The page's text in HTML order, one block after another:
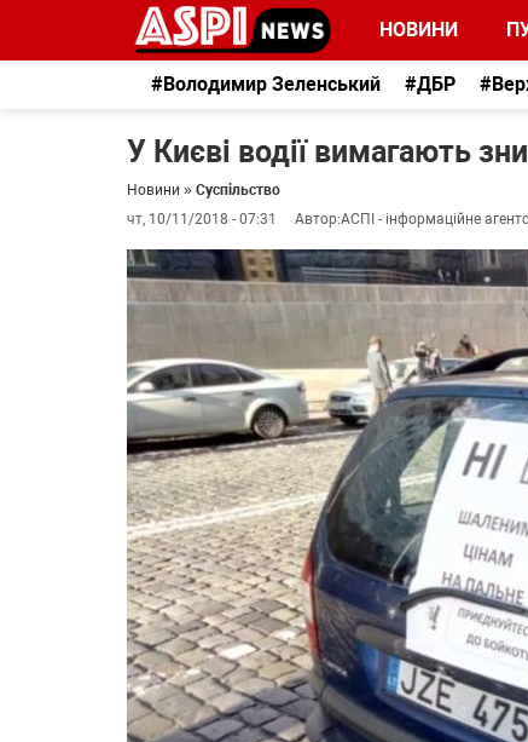
НОВИНИ
#Володимир Зеленський #ДБР
У Києві водії вимагають
Новини » Суспільство
чт, 10/11/2018 - 07:31
Автор:АСПІ - інформаційне